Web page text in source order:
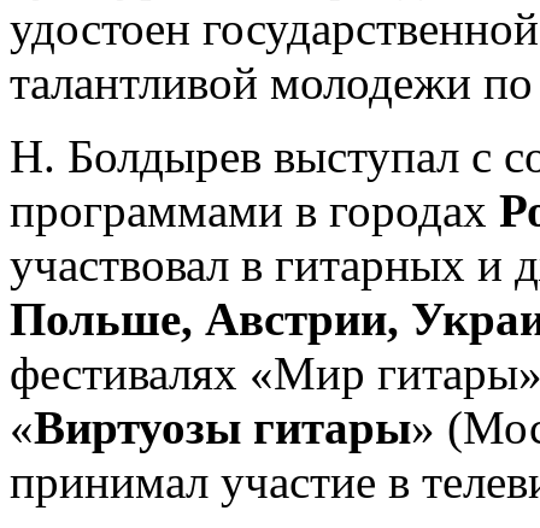
удостоен
талантливой молодежи
Н. Болдырев выступал с
программами в городах
участвовал в гитарных и
Польше, Австрии,
фестивалях «Мир
«Виртуозы гитары»
принимал участие в